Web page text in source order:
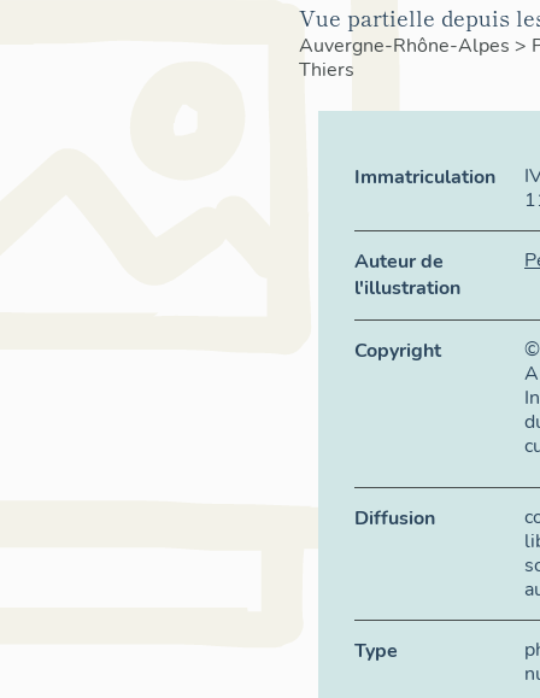
Vue partielle depuis
Auvergne-Rhône-Alpes >
Thiers
Immatriculation
Auteur de
l'illustration
Copyright
Diffusion
Type